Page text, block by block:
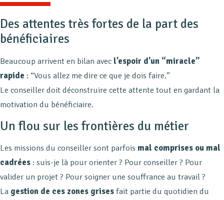
Des attentes très fortes de la part des
bénéficiaires
Beaucoup arrivent en bilan avec l’espoir d’un “miracle”
rapide : “Vous allez me dire ce que je dois faire.”
Le conseiller doit déconstruire cette attente tout en gardant la
motivation du bénéficiaire.
Un flou sur les frontières du métier
Les missions du conseiller sont parfois mal comprises ou mal
cadrées : suis-je là pour orienter ? Pour conseiller ? Pour
valider un projet ? Pour soigner une souffrance au travail ?
La gestion de ces zones grisesfait partie du quotidien du